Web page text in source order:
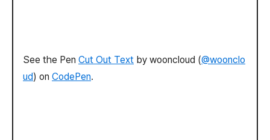
See the Pen Cut Out Text by wooncloud (@woonclo
ud) on CodePen.